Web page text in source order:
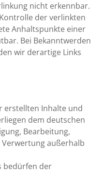
nicht erkennbar.
der verlinkten
Anhaltspunkte einer
Bei Bekanntwerden
wir derartige Links
erstellten Inhalte und
dem deutschen
Bearbeitung,
außerhalb
bedürfen der